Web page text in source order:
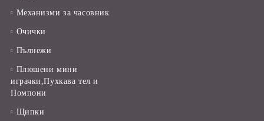
Механизми за часовник
Очички
Пълнежи
Плюшени мини
играчки,Пухкава тел и
Помпони
Щипки